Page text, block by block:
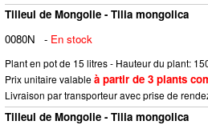
Tilleul de Mongolie - Tilia mongolica
0080N
- En stock
Plant en pot de 15 litres - Hauteur du plant:
Prix unitaire valableà partir de 3 plants
Livraison par transporteur avec prise de
Tilleul de Mongolie - Tilia mongolica